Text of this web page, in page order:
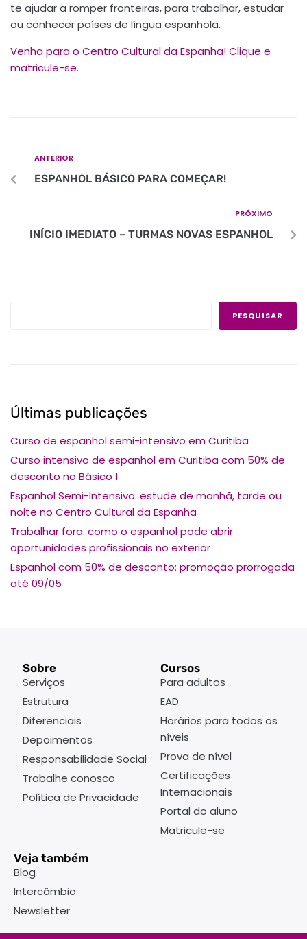
te ajudar a romper fronteiras, para trabalhar, estudar
ou conhecer países de língua espanhola.
Venha para o Centro Cultural da Espanha! Clique e
matricule-se.
ANTERIOR
ESPANHOL BÁSICO PARA COMEÇAR!
PRÓXIMO
INÍCIO IMEDIATO – TURMAS NOVAS ESPANHOL
PESQUISAR
Últimas publicações
Curso de espanhol semi-intensivo em Curitiba
Curso intensivo de espanhol em Curitiba com 50% de
desconto no Básico 1
Espanhol Semi-Intensivo: estude de manhã, tarde ou
noite no Centro Cultural da Espanha
Trabalhar fora: como o espanhol pode abrir
oportunidades profissionais no exterior
Espanhol com 50% de desconto: promoção prorrogada
até 09/05
Sobre
Serviços
Estrutura
Diferenciais
Depoimentos
Responsabilidade Social
Trabalhe conosco
Política de Privacidade
Cursos
Para adultos
EAD
Horários para todos os
níveis
Prova de nível
Certificações
Internacionais
Portal do aluno
Matricule-se
Veja também
Blog
Intercâmbio
Newsletter